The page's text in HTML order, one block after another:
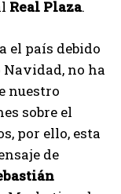
Real Plaza.
el país debido
Navidad, no ha
nuestro
sobre el
por ello, esta
de